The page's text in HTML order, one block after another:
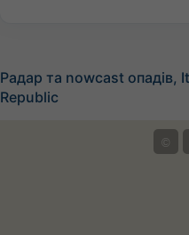
Радар та nowcast опадів,
Republic
©